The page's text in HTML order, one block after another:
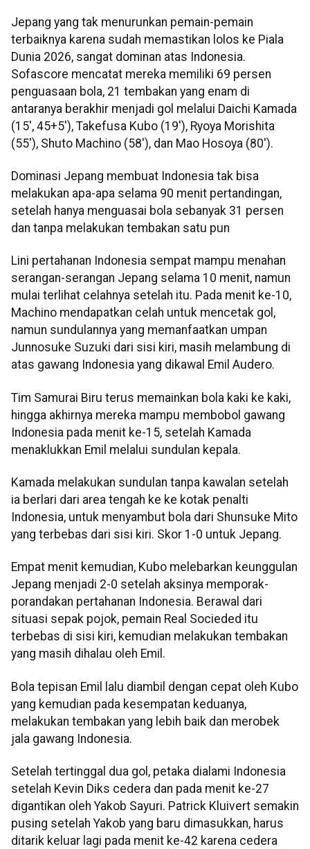
Jepang yang tak menurunkan pemain-pemain
terbaiknya karena sudah memastikan lolos ke Piala
Dunia 2026, sangat dominan atas Indonesia.
Sofascore mencatat mereka memiliki 69 persen
penguasaan bola, 21 tembakan yang enam di
antaranya berakhir menjadi gol melalui Daichi Kamada
(15', 45+5'), Takefusa Kubo (19'), Ryoya Morishita
(55'), Shuto Machino (58'), dan Mao Hosoya (80').
Dominasi Jepang membuat Indonesia tak bisa
melakukan apa-apa selama 90 menit pertandingan,
setelah hanya menguasai bola sebanyak 31 persen
dan tanpa melakukan tembakan satu pun
Lini pertahanan Indonesia sempat mampu menahan
serangan-serangan Jepang selama 10 menit, namun
mulai terlihat celahnya setelah itu. Pada menit ke-10,
Machino mendapatkan celah untuk mencetak gol,
namun sundulannya yang memanfaatkan umpan
Junnosuke Suzuki dari sisi kiri, masih melambung di
atas gawang Indonesia yang dikawal Emil Audero.
Tim Samurai Biru terus memainkan bola kaki ke kaki,
hingga akhirnya mereka mampu membobol gawang
Indonesia pada menit ke-15, setelah Kamada
menaklukkan Emil melalui sundulan kepala.
Kamada melakukan sundulan tanpa kawalan setelah
ia berlari dari area tengah ke ke kotak penalti
Indonesia, untuk menyambut bola dari Shunsuke Mito
yang terbebas dari sisi kiri. Skor 1-0 untuk Jepang.
Empat menit kemudian, Kubo melebarkan keunggulan
Jepang menjadi 2-0 setelah aksinya memporak-
porandakan pertahanan Indonesia. Berawal dari
situasi sepak pojok, pemain Real Socieded itu
terbebas di sisi kiri, kemudian melakukan tembakan
yang masih dihalau oleh Emil.
Bola tepisan Emil lalu diambil dengan cepat oleh Kubo
yang kemudian pada kesempatan keduanya,
melakukan tembakan yang lebih baik dan merobek
jala gawang Indonesia.
Setelah tertinggal dua gol, petaka dialami Indonesia
setelah Kevin Diks cedera dan pada menit ke-27
digantikan oleh Yakob Sayuri. Patrick Kluivert semakin
pusing setelah Yakob yang baru dimasukkan, harus
ditarik keluar lagi pada menit ke-42 karena cedera